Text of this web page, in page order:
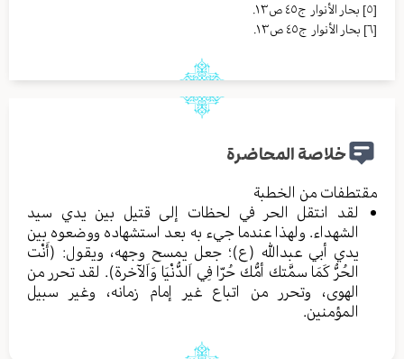
[٥]
بحار الأنوار ج٤٥ ص١٣.
[٦]
بحار الأنوار ج٤٥ ص١٣.
خلاصة المحاضرة
مقتطفات من الخطبة
لقد انتقل الحر في لحظات إلى قتيل بين يدي سيد
الشهداء. ولهذا عندما جيء به بعد استشهاده ووضعوه بين
يدي أبي عبدالله (ع)؛ جعل يمسح وجهه، ويقول: (أَنْت
الحُرُّ كَمَا سمَّتك أمُّك حُرّا فِي اَلدُّنْيَا وَاَلآخرة). لقد تحرر من
الهوى، وتحرر من اتباع غير إمام زمانه، وغير سبيل
المؤمنين.